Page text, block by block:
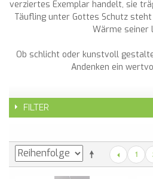
verziertes Exemplar handelt, sie
Täufling unter Gottes Schutz
Wärme seiner
Ob schlicht oder kunstvoll
Andenken ein
FILTER
1